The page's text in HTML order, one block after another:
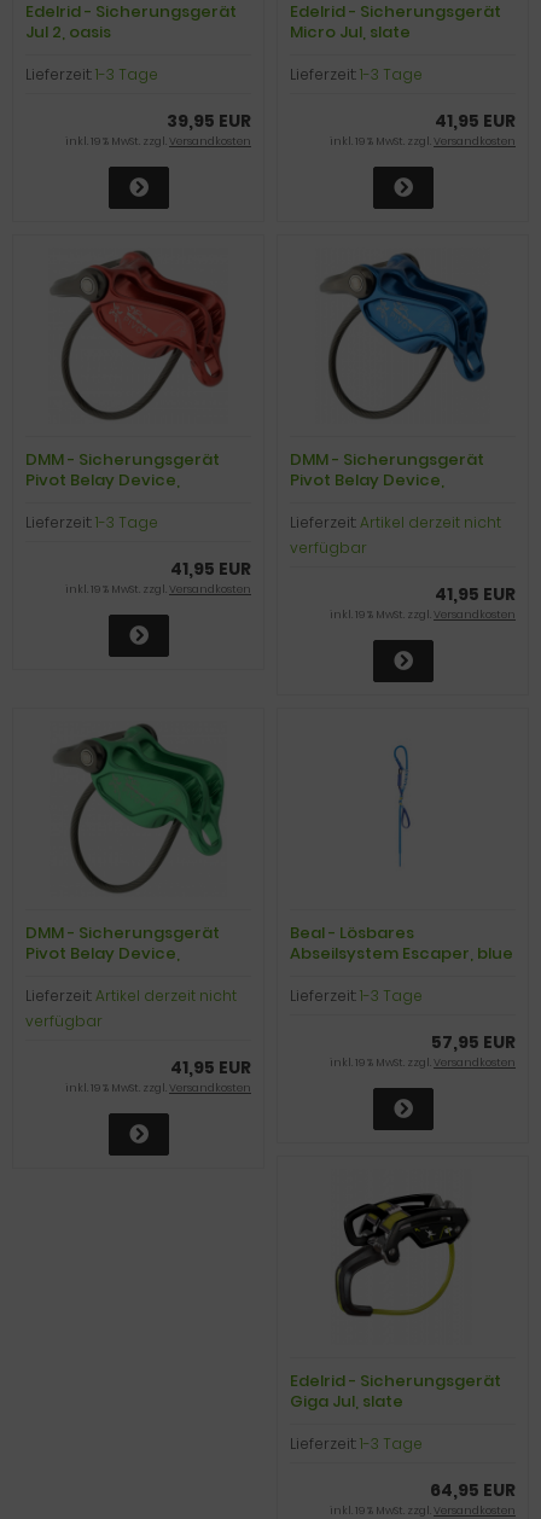
Edelrid - Sicherungsgerät
Jul 2, oasis
Lieferzeit:1-3 Tage
39,95 EUR
inkl. 19 % MwSt. zzgl.Versandkosten
Edelrid - Sicherungsgerät
Micro Jul, slate
Lieferzeit:1-3 Tage
41,95 EUR
inkl. 19 % MwSt. zzgl.Versandkosten
DMM - Sicherungsgerät
Pivot Belay Device,
Lieferzeit:1-3 Tage
41,95 EUR
inkl. 19 % MwSt. zzgl.Versandkosten
DMM - Sicherungsgerät
Pivot Belay Device,
Lieferzeit:Artikel derzeit nicht
verfügbar
41,95 EUR
inkl. 19 % MwSt. zzgl.Versandkosten
DMM - Sicherungsgerät
Pivot Belay Device,
Lieferzeit:Artikel derzeit nicht
verfügbar
41,95 EUR
inkl. 19 % MwSt. zzgl.Versandkosten
Beal - Lösbares
Abseilsystem Escaper, blue
Lieferzeit:1-3 Tage
57,95 EUR
inkl. 19 % MwSt. zzgl.Versandkosten
Edelrid - Sicherungsgerät
Giga Jul, slate
Lieferzeit:1-3 Tage
64,95 EUR
inkl. 19 % MwSt. zzgl.Versandkosten